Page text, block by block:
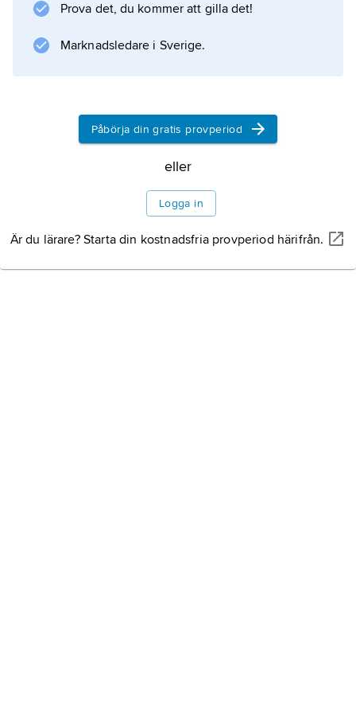
till utrikeskommissarie, men ersattes 1939 av
Vjatjeslav Molotov
, sannolikt för att hans judiska börd försvårade
Information om artikeln
Prova det, du kommer att gilla det!
Marknadsledare i Sverige.
Påbörja din gratis provperiod
eller
Logga in
Är du lärare? Starta din kostnadsfria provperiod härifrån.